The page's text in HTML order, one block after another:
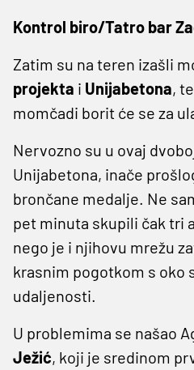
Kontrol biro/Tatro bar
Zatim su na teren izašli
projekta i Unijabetona,
momčadi borit će se za
Nervozno su u ovaj
Unijabetona, inače
brončane medalje. Ne
pet minuta skupili čak tri
nego je i njihovu mrežu
krasnim pogotkom s oko
udaljenosti.
U problemima se našao
Ježić, koji je sredinom